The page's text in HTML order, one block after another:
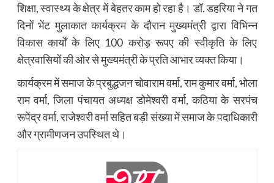
शिक्षा, स्वास्थ्य के क्षेत्र में बेहतर काम हो रहा है। डॉ. डहरिया ने गत
दिनों भेंट मुलाकात कार्यक्रम के दौरान मुख्यमंत्री द्वारा विभिन्न
विकास कार्यों के लिए 100 करोड़ रूपए की स्वीकृति के लिए
क्षेत्रवासियों की ओर से मुख्यमंत्री के प्रति आभार व्यक्त किया।
कार्यक्रम में समाज के प्रबुद्धजन चोवाराम वर्मा, राम कुमार वर्मा, भोला
राम वर्मा, जिला पंचायत अध्यक्ष डोमेश्वरी वर्मा, कठिया के सरपंच
रूपेंद्र वर्मा, राजेश्वरी वर्मा सहित बड़ी संख्या में समाज के पदाधिकारी
और ग्रामीणजन उपस्थित थे।